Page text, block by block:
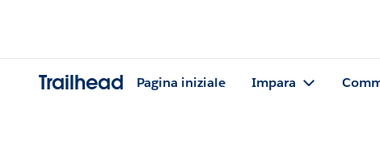
Trailhead Pagina iniziale Impara